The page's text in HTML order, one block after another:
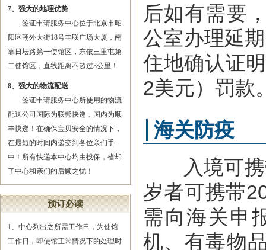
7、强大的地理优势
签证申请服务中心位于北京市昭
阳区朝外大街18号丰联广场大厦，南
靠日坛路第一使馆区，东依三里屯第
二使馆区，直线距离不超过3公里！
8、强大的物流配送
签证申请服务中心所使用的物流
配送公司国际为联邦快递，国内为顺
丰快递！在确保宝贝安全的情况下，
在最短的时间内递交到各位亲们手
中！所有快递本中心均由投保，省却
了中心和亲们的后顾之忧！
预订必读
1、中心列出之所需工作日，为使馆
工作日，即使馆正常情况下的处理时
后如有需要
公室办理延
住地确认证
2美元）罚款
海关防疫
入境可携
岁者可携带
需向海关申
机、有毒物